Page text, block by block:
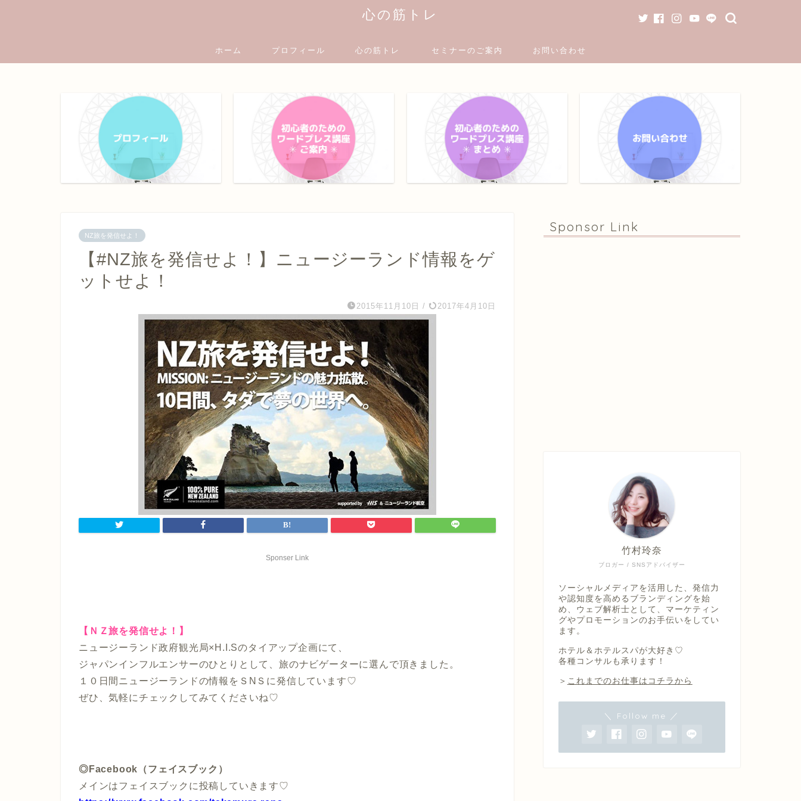
心の筋トレ
ホーム プロフィール 心の筋トレ セミナーのご案内 お問い合わせ
NZ旅を発信せよ！
【#NZ旅を発信せよ！】ニュージーランド情報をゲ
ットせよ！
2015年11月10日 / 2017年4月10日
Sponser Link
【ＮＺ旅を発信せよ！】
ニュージーランド政府観光局×H.I.Sのタイアップ企画にて、
ジャパンインフルエンサーのひとりとして、旅のナビゲーターに選んで頂きました。
１０日間ニュージーランドの情報をＳNＳに発信しています♡
ぜひ、気軽にチェックしてみてくださいね♡
◎Facebook（フェイスブック）
メインはフェイスブックに投稿していきます♡
Sponsor Link
ブロガー / SNSアドバイザー
竹村玲奈
ソーシャルメディアを活用した、発信力
や認知度を高めるブランディングを始
め、ウェブ解析士として、マーケティン
グやプロモーションのお手伝いをしてい
ます。
ホテル＆ホテルスパが大好き♡
各種コンサルも承ります！
＞ これまでのお仕事はコチラから
＼ Follow me ／